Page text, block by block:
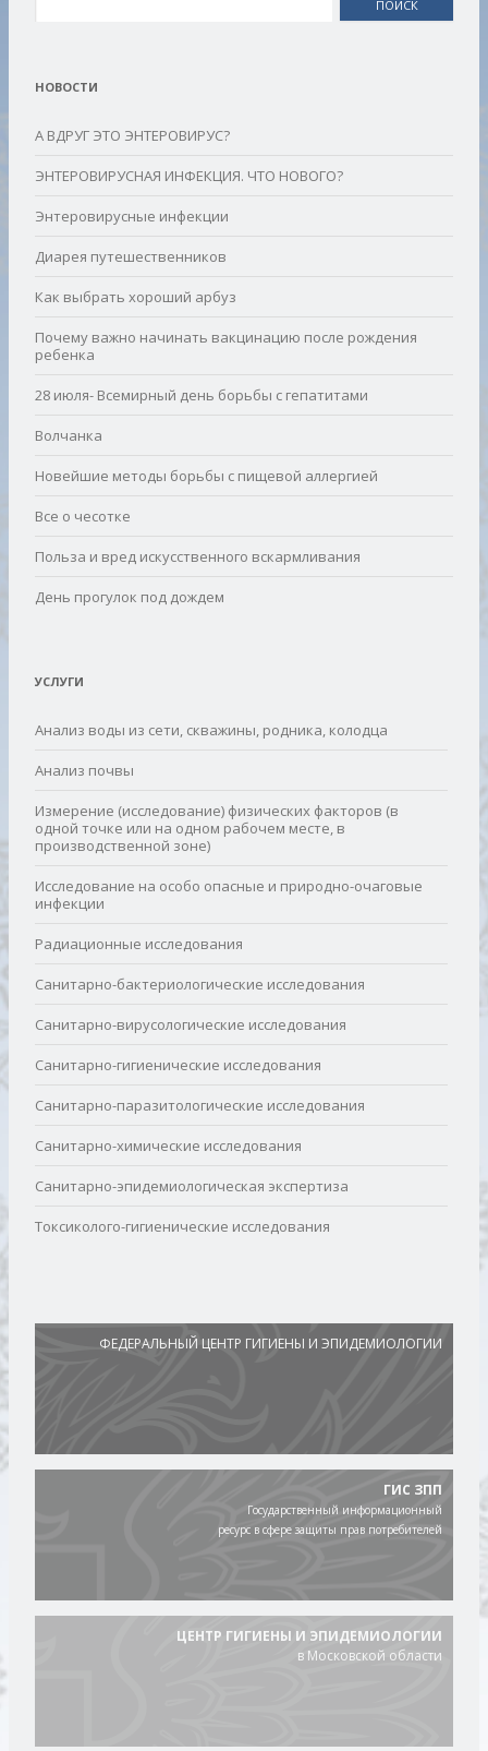
НОВОСТИ
А ВДРУГ ЭТО ЭНТЕРОВИРУС?
ЭНТЕРОВИРУСНАЯ ИНФЕКЦИЯ. ЧТО НОВОГО?
Энтеровирусные инфекции
Диарея путешественников
Как выбрать хороший арбуз
Почему важно начинать вакцинацию после рождения
ребенка
28 июля- Всемирный день борьбы с гепатитами
Волчанка
Новейшие методы борьбы с пищевой аллергией
Все о чесотке
Польза и вред искусственного вскармливания
День прогулок под дождем
УСЛУГИ
Анализ воды из сети, скважины, родника, колодца
Анализ почвы
Измерение (исследование) физических факторов (в
одной точке или на одном рабочем месте, в
производственной зоне)
Исследование на особо опасные и природно-очаговые
инфекции
Радиационные исследования
Санитарно-бактериологические исследования
Санитарно-вирусологические исследования
Санитарно-гигиенические исследования
Санитарно-паразитологические исследования
Санитарно-химические исследования
Санитарно-эпидемиологическая экспертиза
Токсиколого-гигиенические исследования
ФЕДЕРАЛЬНЫЙ ЦЕНТР ГИГИЕНЫ И ЭПИДЕМИОЛОГИИ
ГИС ЗПП
Государственный информационный
ресурс в сфере защиты прав потребителей
ЦЕНТР ГИГИЕНЫ И ЭПИДЕМИОЛОГИИ
в Московской области